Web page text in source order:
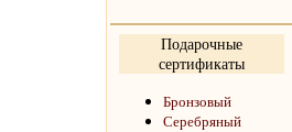
Подарочные
сертификаты
Бронзовый
Серебряный